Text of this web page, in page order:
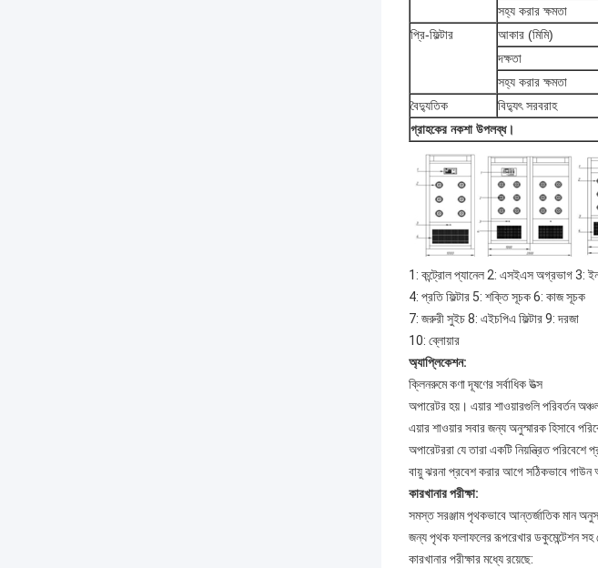
সহ্য করার ক্ষমতা
প্রি-ফিল্টার
আকার (মিমি)
দক্ষতা
সহ্য করার ক্ষমতা
বৈদ্যুতিক
বিদ্যুৎ সরবরাহ
গ্রাহকের নকশা উপলব্ধ।
1: কন্ট্রোল প্যানেল 2: এসইএস অগ্রভাগ 3:
4: প্রতি ফিল্টার 5: শক্তি সূচক 6: কাজ সূচক
7: জরুরী সুইচ 8: এইচপিএ ফিল্টার 9: দরজা
10: ব্লোয়ার
অ্যাপ্লিকেশন:
ক্লিনরুমে কণা দূষণের সর্বাধিক উত্স
অপারেটর হয়। এয়ার শাওয়ারগুলি পরিবর্তন
এয়ার শাওয়ার সবার জন্য অনুস্মারক হিসাবে
অপারেটররা যে তারা একটি নিয়ন্ত্রিত পরিবেশে
বায়ু ঝরনা প্রবেশ করার আগে সঠিকভাবে
কারখানার পরীক্ষা:
সমস্ত সরঞ্জাম পৃথকভাবে আন্তর্জাতিক মান
জন্য পৃথক ফলাফলের রূপরেখার ডকুমেন্টেশন সহ
কারখানার পরীক্ষার মধ্যে রয়েছে: